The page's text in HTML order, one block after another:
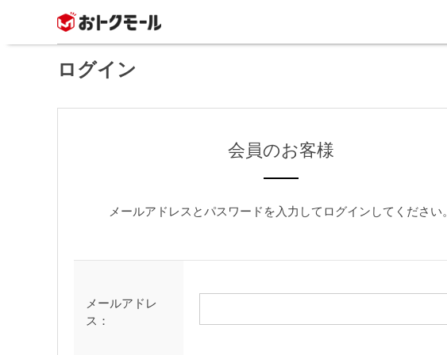
ログイン
会員のお客様
メールアドレスとパスワードを入力してログインしてください。
メールアドレ
ス：